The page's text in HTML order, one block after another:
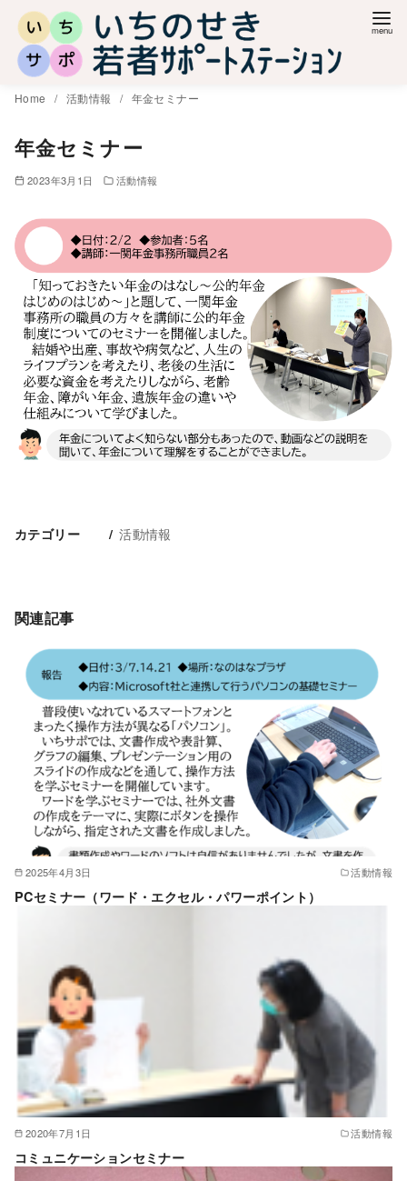
Home 活動情報 年金セミナー
年金セミナー
2023年3月1日 活動情報
カテゴリー 活動情報
関連記事
2025年4月3日 活動情報
PCセミナー（ワード・エクセル・パワーポイント）
2020年7月1日 活動情報
コミュニケーションセミナー